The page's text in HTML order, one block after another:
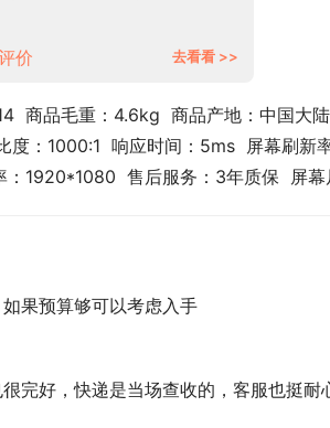
价
去看看 >>
商品毛重：4.6kg  商品产地：中国大
度：1000:1  响应时间：5ms  屏幕刷新
1920*1080  售后服务：3年质保  屏
果预算够可以考虑入手
完好，快递是当场查收的，客服也挺耐